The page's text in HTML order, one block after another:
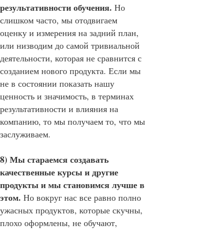
результативности обучения. Но
слишком часто, мы отодвигаем
оценку и измерения на задний план,
или низводим до самой тривиальной
деятельности, которая не сравнится с
созданием нового продукта. Если мы
не в состоянии показать нашу
ценность и значимость, в терминах
результативности и влияния на
компанию, то мы получаем то, что мы
заслуживаем.
8) Мы стараемся создавать
качественные курсы и другие
продукты и мы становимся лучше в
этом. Но вокруг нас все равно полно
ужасных продуктов, которые скучны,
плохо оформлены, не обучают,